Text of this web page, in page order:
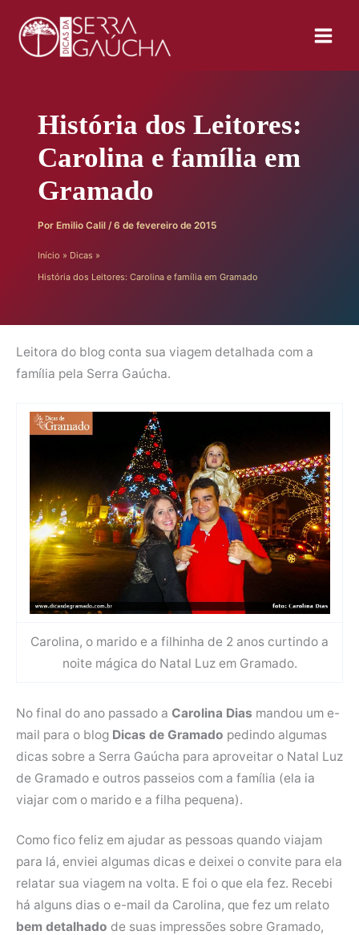
para
História dos Leitores:
Carolina e família em
Gramado
Por Emilio Calil /6 de fevereiro de 2015
Início
Dicas
História dos Leitores: Carolina e família em Gramado
Leitora do blog conta sua viagem detalhada com a
família pela Serra Gaúcha.
Carolina, o marido e a filhinha de 2 anos curtindo a
noite mágica do Natal Luz em Gramado.
No final do ano passado a Carolina Dias mandou um e-
mail para o blog Dicas de Gramado pedindo algumas
dicas sobre a Serra Gaúcha para aproveitar o Natal Luz
de Gramado e outros passeios com a família (ela ia
viajar com o marido e a filha pequena).
Como fico feliz em ajudar as pessoas quando viajam
para lá, enviei algumas dicas e deixei o convite para ela
relatar sua viagem na volta. E foi o que ela fez. Recebi
há alguns dias o e-mail da Carolina, que fez um relato
bem detalhado de suas impressões sobre Gramado,